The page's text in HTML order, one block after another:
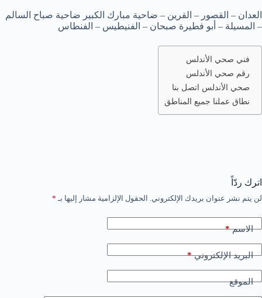
العدان – القصور – القرين – ضاحية مبارك الكبير ضاحية صباح السالم
– المسيلة – أبو فطيرة صبحان – الفنيطيس – الفنطاس
فني صحي الأندلس
رقم صحي الأندلس
صحي الأندلس اتصل بنا
نطاق عملنا جميع المناطق
اترك ردّاً
لن يتم نشر عنوان بريدك الإلكتروني. الحقول الإلزامية مشار إليها بـ *
الاسم*
البريد الإلكتروني*
الموقع